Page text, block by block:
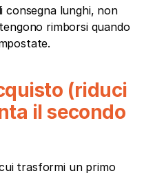
lunghi, non
rimborsi quando
(riduci
il secondo
trasformi un primo